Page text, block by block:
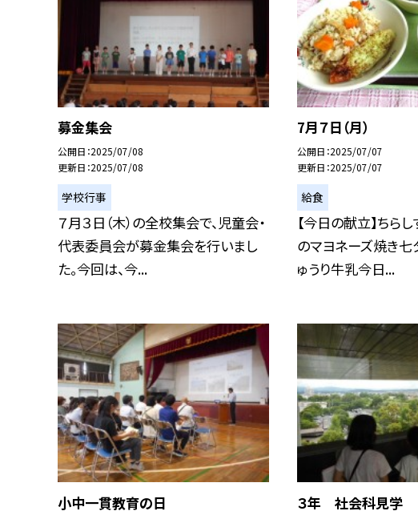
募金集会
公開日 2025/07/08
更新日 2025/07/08
学校行事
７月３日（木）の全校集会で、児童会・
代表委員会が募金集会を行いまし
た。今回は、今...
7月７日（月）
公開日 2025/07/07
更新日 2025/07/07
給食
【今日の献立】ちら
のマヨネーズ焼き七
ゅうり牛乳今日...
小中一貫教育の日 ３年 社会科見学